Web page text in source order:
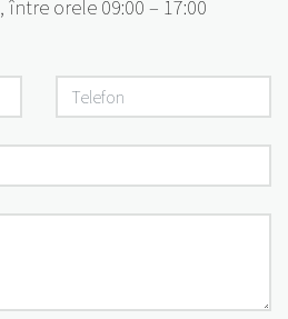
între orele 09:00 – 17:00